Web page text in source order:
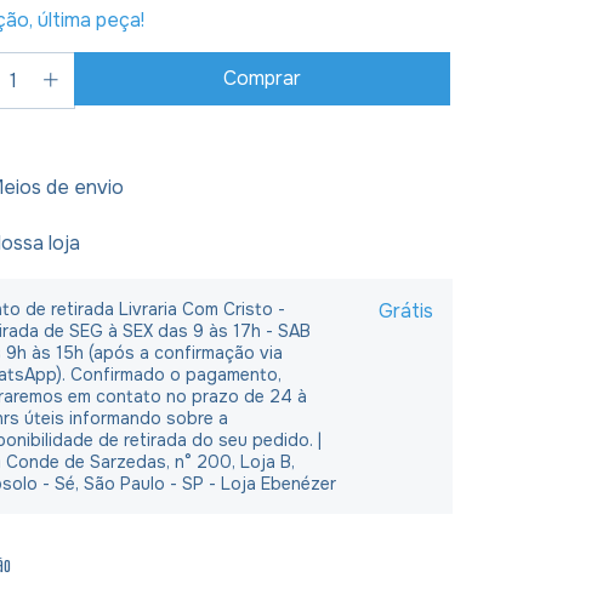
última peça!
de envio
loja
de retirada Livraria Com Cristo -
de SEG à SEX das 9 às 17h - SAB
9h às 15h (após a confirmação via
Confirmado o pagamento,
em contato no prazo de 24 à
úteis informando sobre a
de retirada do seu pedido. |
Conde de Sarzedas, n° 200, Loja B,
- Sé, São Paulo - SP - Loja Ebenézer
Grátis